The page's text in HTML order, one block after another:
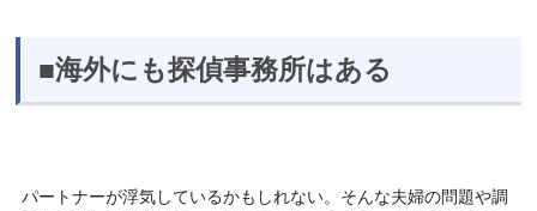
■海外にも探偵事務所はある
パートナーが浮気しているかもしれない。そんな夫婦の問題や調